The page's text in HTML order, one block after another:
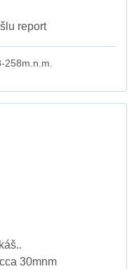
report
258m.n.m.
30mnm